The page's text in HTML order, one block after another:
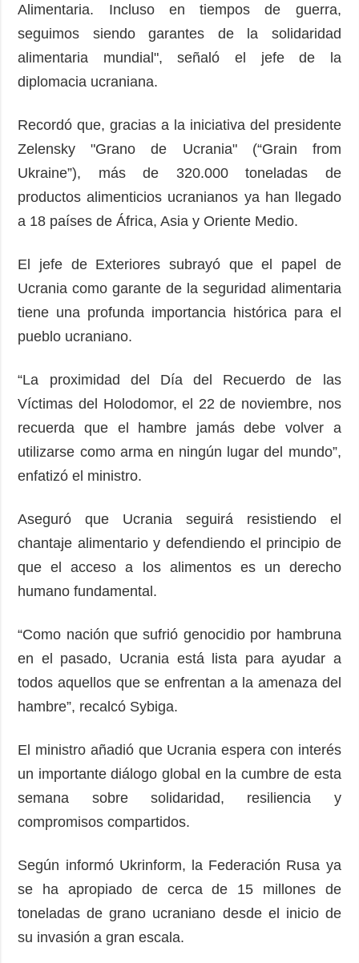
Alimentaria. Incluso en tiempos de guerra,
seguimos siendo garantes de la solidaridad
alimentaria mundial", señaló el jefe de la
diplomacia ucraniana.
Recordó que, gracias a la iniciativa del presidente
Zelensky "Grano de Ucrania" (“Grain from
Ukraine”), más de 320.000 toneladas de
productos alimenticios ucranianos ya han llegado
a 18 países de África, Asia y Oriente Medio.
El jefe de Exteriores subrayó que el papel de
Ucrania como garante de la seguridad alimentaria
tiene una profunda importancia histórica para el
pueblo ucraniano.
“La proximidad del Día del Recuerdo de las
Víctimas del Holodomor, el 22 de noviembre, nos
recuerda que el hambre jamás debe volver a
utilizarse como arma en ningún lugar del mundo”,
enfatizó el ministro.
Aseguró que Ucrania seguirá resistiendo el
chantaje alimentario y defendiendo el principio de
que el acceso a los alimentos es un derecho
humano fundamental.
“Como nación que sufrió genocidio por hambruna
en el pasado, Ucrania está lista para ayudar a
todos aquellos que se enfrentan a la amenaza del
hambre”, recalcó Sybiga.
El ministro añadió que Ucrania espera con interés
un importante diálogo global en la cumbre de esta
semana sobre solidaridad, resiliencia y
compromisos compartidos.
Según informó Ukrinform, la Federación Rusa ya
se ha apropiado de cerca de 15 millones de
toneladas de grano ucraniano desde el inicio de
su invasión a gran escala.